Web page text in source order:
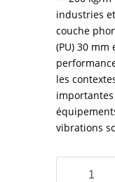
industries
couche
(PU) 30
les
vibrations
quantité